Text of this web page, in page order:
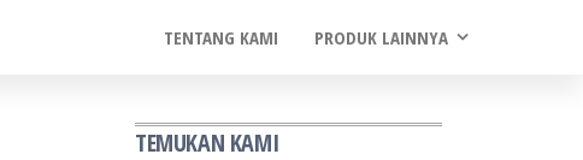
TENTANG KAMI PRODUK LAINNYA
TEMUKAN KAMI